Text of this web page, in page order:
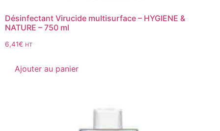
Désinfectant Virucide multisurface – HYGIENE &
NATURE – 750 ml
6,41€ HT
Ajouter au panier